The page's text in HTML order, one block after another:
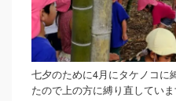
七夕のために4月にタケノコに
たので上の方に縛り直していま